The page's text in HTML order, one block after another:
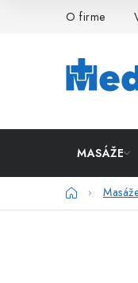
O firme
MASÁŽE
Domov